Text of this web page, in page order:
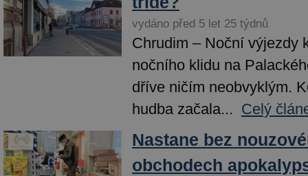
vydáno před 5 let 25 týdnů
Chrudim – Noční výjezdy
nočního klidu na
dříve ničím neobvyklým.
hudba začala... Celý
Nastane bez
obchodech